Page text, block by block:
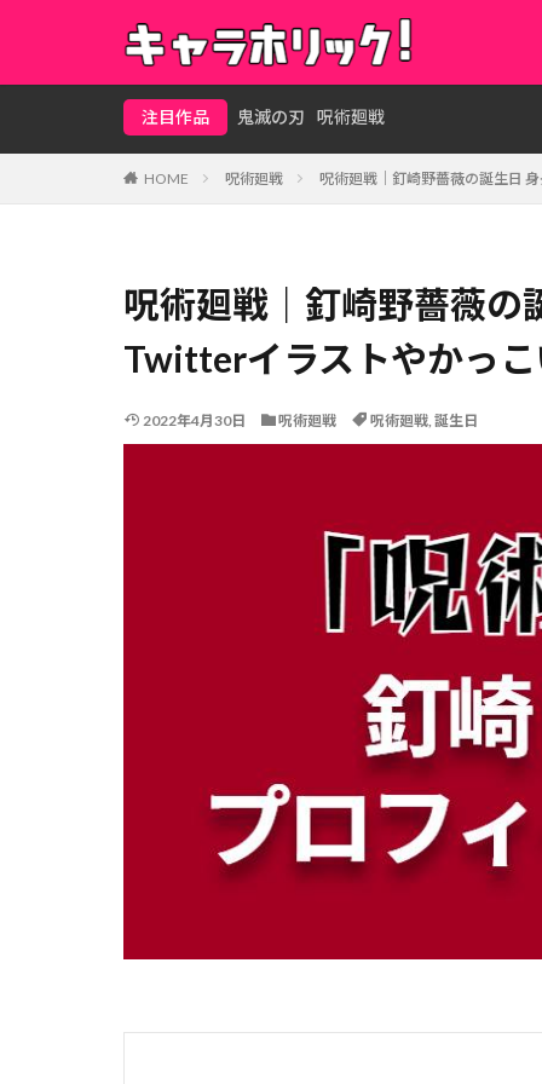
注目作品 鬼滅の刃 呪術廻戦
HOME 呪術廻戦 呪術廻戦｜釘崎野薔薇の誕生日
呪術廻戦｜釘崎野薔薇の
Twitterイラストやかっ
2022年4月30日 呪術廻戦 呪術廻戦, 誕生日